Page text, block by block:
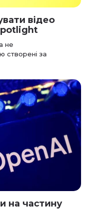
відео
не
створені за
на частину